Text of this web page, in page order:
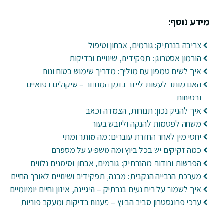
מידע נוסף:
צריבה בנרתיק: גורמים, אבחון וטיפול
הורמון אסטרוגן: תפקידים, שינויים ובדיקות
איך לשים טמפון עם מוליך: מדריך שימוש בטוח ונוח
האם מותר לעשות לייזר בזמן המחזור – שיקולים רפואיים
ובטיחות
איך להניק נכון: תנוחות, הצמדה וכאב
משחה לפטמות להנקה וליובש בעור
יחסי מין לאחר החזרת עוברים: מה מותר ומתי
כמה זקיקים יש בכל ביוץ ומה משפיע על מספרם
הפרשות ורודות מהנרתיק: גורמים, אבחון וסימנים נלווים
מערכת הרבייה הנקבית: מבנה, תפקידים ושינויים לאורך החיים
איך לשמור על ריח נעים בנרתיק – היגיינה, איזון וחיים יומיומיים
ערכי פרוגסטרון סביב הביוץ – פענוח בדיקות ומעקב פוריות